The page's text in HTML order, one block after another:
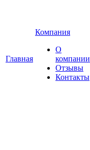
Главная
Компания
О
компании
Отзывы
Контакты